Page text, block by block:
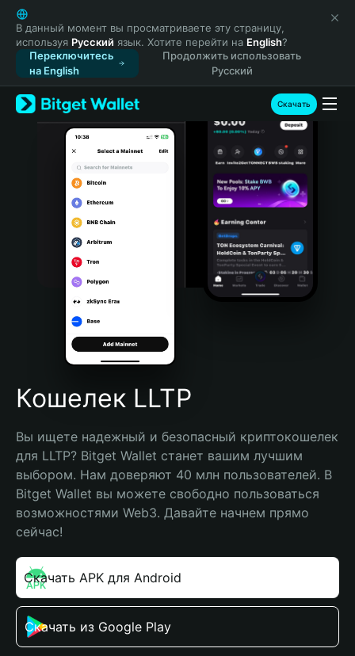
English
日本語
Tiếng Việt
Русский
Español (Latinoamérica)
Türkçe
Italiano
Português (Portugal)
Bahasa Indonesia
Português (Brasil)
Español (Argentina)
В данный момент вы просматриваете эту страницу,
используя Русский язык. Хотите перейти на English?
Переключитесь
на English
Продолжить использовать
Русский
Скачать
Кошелек LLTP
Вы ищете надежный и безопасный криптокошелек
для LLTP? Bitget Wallet станет вашим лучшим
выбором. Нам доверяют 40 млн пользователей. В
Bitget Wallet вы можете свободно пользоваться
возможностями Web3. Давайте начнем прямо
сейчас!
Скачать APK для Android
Скачать из Google Play